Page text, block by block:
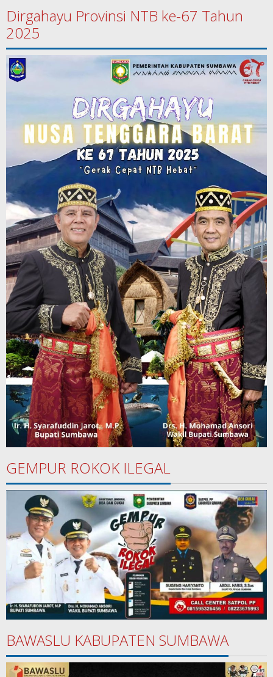
Dirgahayu Provinsi NTB ke-67 Tahun
2025
GEMPUR ROKOK ILEGAL
BAWASLU KABUPATEN SUMBAWA